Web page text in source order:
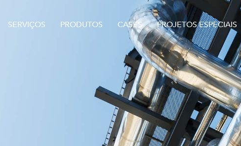
SERVIÇOS PRODUTOS CASES PROJETOS ESPECIAIS